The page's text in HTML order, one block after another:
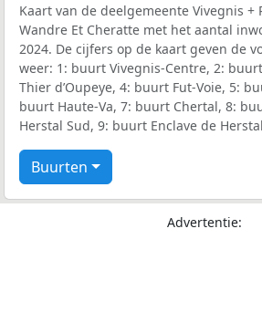
Kaart van de deelgemeente Vivegnis +
Wandre Et Cheratte met het aantal
2024. De cijfers op de kaart geven de
weer: 1: buurt Vivegnis-Centre, 2:
Thier d’Oupeye, 4: buurt Fut-Voie, 5:
buurt Haute-Va, 7: buurt Chertal, 8:
Herstal Sud, 9: buurt Enclave de
Buurten
Advertentie: